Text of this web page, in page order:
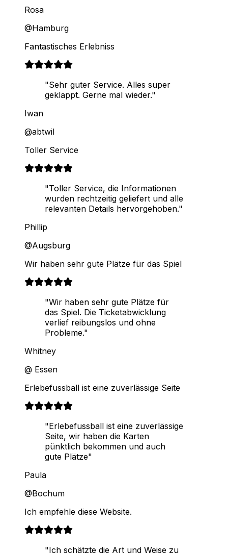
Rosa
@Hamburg
Fantastisches Erlebniss
"Sehr guter Service. Alles super
geklappt. Gerne mal wieder."
Iwan
@abtwil
Toller Service
"Toller Service, die Informationen
wurden rechtzeitig geliefert und alle
relevanten Details hervorgehoben."
Phillip
@Augsburg
Wir haben sehr gute Plätze für das Spiel
"Wir haben sehr gute Plätze für
das Spiel. Die Ticketabwicklung
verlief reibungslos und ohne
Probleme."
Whitney
@ Essen
Erlebefussball ist eine zuverlässige Seite
"Erlebefussball ist eine zuverlässige
Seite, wir haben die Karten
pünktlich bekommen und auch
gute Plätze"
Paula
@Bochum
Ich empfehle diese Website.
"Ich schätzte die Art und Weise zu